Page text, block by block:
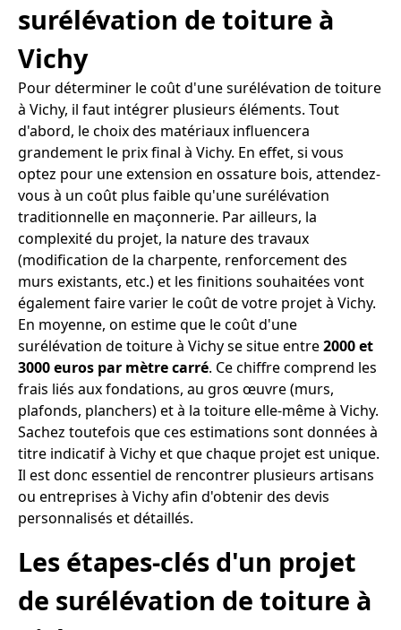
surélévation de toiture à
Vichy
Pour déterminer le coût d'une surélévation de toiture
à Vichy, il faut intégrer plusieurs éléments. Tout
d'abord, le choix des matériaux influencera
grandement le prix final à Vichy. En effet, si vous
optez pour une extension en ossature bois, attendez-
vous à un coût plus faible qu'une surélévation
traditionnelle en maçonnerie. Par ailleurs, la
complexité du projet, la nature des travaux
(modification de la charpente, renforcement des
murs existants, etc.) et les finitions souhaitées vont
également faire varier le coût de votre projet à Vichy.
En moyenne, on estime que le coût d'une
surélévation de toiture à Vichy se situe entre2000 et
3000 euros par mètre carré. Ce chiffre comprend les
frais liés aux fondations, au gros œuvre (murs,
plafonds, planchers) et à la toiture elle-même à Vichy.
Sachez toutefois que ces estimations sont données à
titre indicatif à Vichy et que chaque projet est unique.
Il est donc essentiel de rencontrer plusieurs artisans
ou entreprises à Vichy afin d'obtenir des devis
personnalisés et détaillés.
Les étapes-clés d'un projet
de surélévation de toiture à